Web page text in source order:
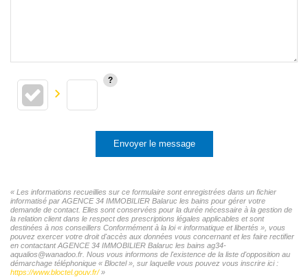
Envoyer le message
« Les informations recueillies sur ce formulaire sont enregistrées dans un fichier
informatisé par AGENCE 34 IMMOBILIER Balaruc les bains pour gérer votre
demande de contact. Elles sont conservées pour la durée nécessaire à la gestion de
la relation client dans le respect des prescriptions légales applicables et sont
destinées à nos conseillers Conformément à la loi « informatique et libertés », vous
pouvez exercer votre droit d'accès aux données vous concernant et les faire rectifier
en contactant AGENCE 34 IMMOBILIER Balaruc les bains ag34-
aqualios@wanadoo.fr. Nous vous informons de l'existence de la liste d'opposition au
démarchage téléphonique « Bloctel », sur laquelle vous pouvez vous inscrire ici :
https://www.bloctel.gouv.fr/»